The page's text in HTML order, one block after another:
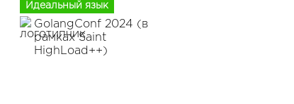
Идеальный язык
GolangConf 2024 (в
рамках Saint
HighLoad++)